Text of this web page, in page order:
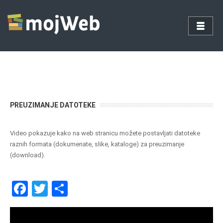
PREUZIMANJE DATOTEKE
Video pokazuje kako na web stranicu možete postavljati datoteke
raznih formata (dokumenate, slike, kataloge) za preuzimanje
(download).
F
a
T
wi h